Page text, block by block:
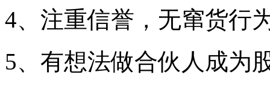
4、注重信誉，无窜货行
5、有想法做合伙人成为